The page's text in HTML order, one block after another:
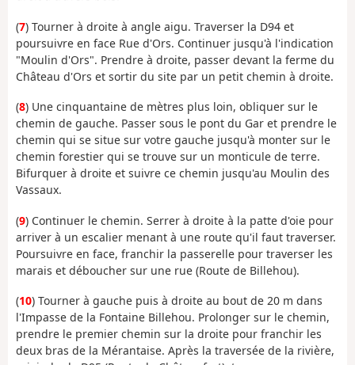
(7) Tourner à droite à angle aigu. Traverser la D94 et
poursuivre en face Rue d'Ors. Continuer jusqu'à l'indication
"Moulin d'Ors". Prendre à droite, passer devant la ferme du
Château d'Ors et sortir du site par un petit chemin à droite.
(8) Une cinquantaine de mètres plus loin, obliquer sur le
chemin de gauche. Passer sous le pont du Gar et prendre le
chemin qui se situe sur votre gauche jusqu'à monter sur le
chemin forestier qui se trouve sur un monticule de terre.
Bifurquer à droite et suivre ce chemin jusqu'au Moulin des
Vassaux.
(9) Continuer le chemin. Serrer à droite à la patte d'oie pour
arriver à un escalier menant à une route qu'il faut traverser.
Poursuivre en face, franchir la passerelle pour traverser les
marais et déboucher sur une rue (Route de Billehou).
(10) Tourner à gauche puis à droite au bout de 20 m dans
l'Impasse de la Fontaine Billehou. Prolonger sur le chemin,
prendre le premier chemin sur la droite pour franchir les
deux bras de la Mérantaise. Après la traversée de la rivière,